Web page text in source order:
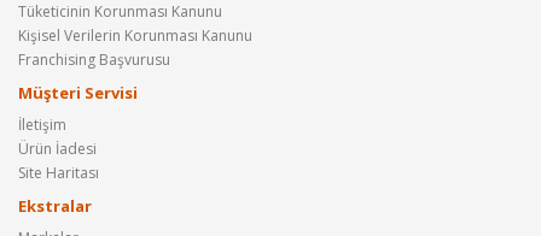
Tüketicinin Korunması Kanunu
Kişisel Verilerin Korunması Kanunu
Franchising Başvurusu
Müşteri Servisi
İletişim
Ürün İadesi
Site Haritası
Ekstralar